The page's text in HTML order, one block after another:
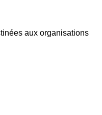
aux organisations